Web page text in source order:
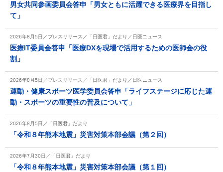
男女共同参画委員会答申「男女ともに活躍できる医療界を目指し
て」
2026年8月5日／プレスリリース／「日医君」だより／日医ニュース
医療IT委員会答申「医療DXを現場で活用するための医師会の役
割」
2026年8月5日／プレスリリース／「日医君」だより／日医ニュース
運動・健康スポーツ医学委員会答申「ライフステージに応じた運
動・スポーツの重要性の普及について」
2026年8月5日／「日医君」だより
「令和８年熊本地震」災害対策本部会議（第２回）
2026年7月30日／「日医君」だより
「令和８年熊本地震」災害対策本部会議（第１回）